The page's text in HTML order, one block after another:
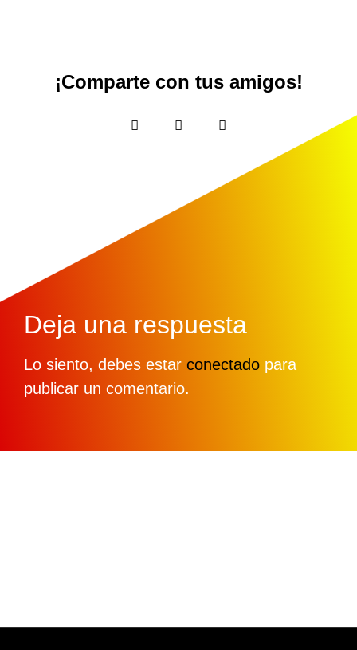
¡Comparte con tus amigos!
Deja una respuesta
Lo siento, debes estar conectado para
publicar un comentario.